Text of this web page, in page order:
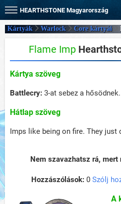
HEARTHSTONE Magyarország
Kártyák Warlock Core kártyái
Flame Imp
Kártya szöveg
Battlecry: 3-at sebez a hősödnek.
Hátlap szöveg
Imps like being on fire. They just
Nem szavazhatsz rá,
Hozzászólások:0 Szólj
A